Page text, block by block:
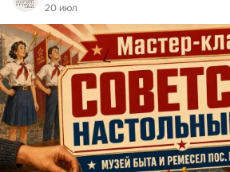
20 июл